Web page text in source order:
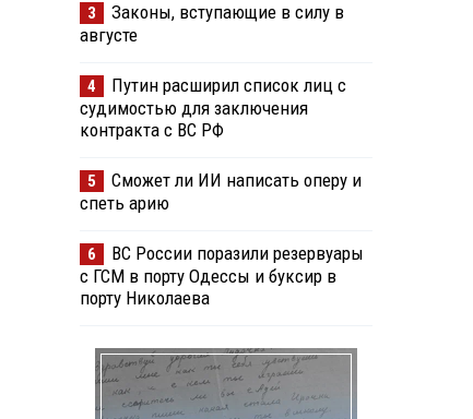
3
Законы, вступающие в силу в
августе
4
Путин расширил список лиц с
судимостью для заключения
контракта с ВС РФ
5
Сможет ли ИИ написать оперу и
спеть арию
6
ВС России поразили резервуары
с ГСМ в порту Одессы и буксир в
порту Николаева